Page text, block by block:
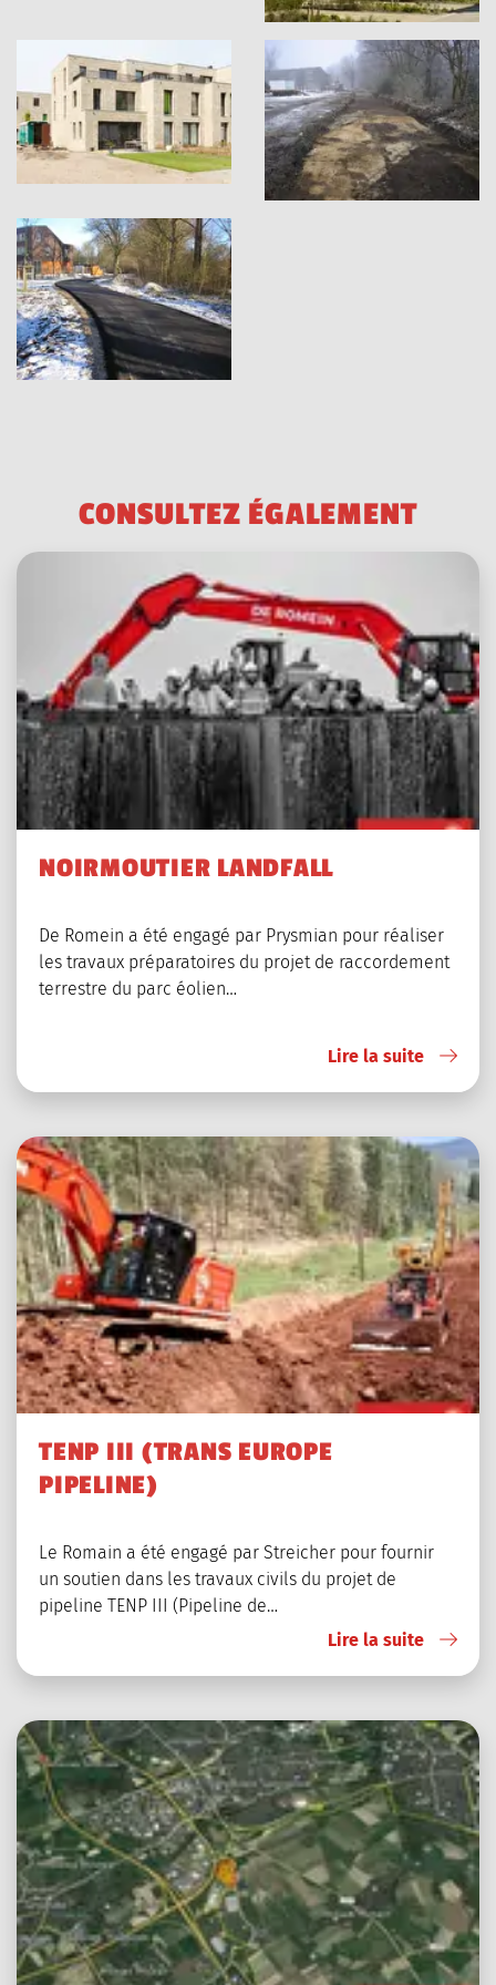
CONSULTEZ ÉGALEMENT
NOIRMOUTIER LANDFALL
De Romein a été engagé par Prysmian pour réaliser
les travaux préparatoires du projet de raccordement
terrestre du parc éolien…
Lire la suite
TENP III (TRANS EUROPE
PIPELINE)
Le Romain a été engagé par Streicher pour fournir
un soutien dans les travaux civils du projet de
pipeline TENP III (Pipeline de…
Lire la suite